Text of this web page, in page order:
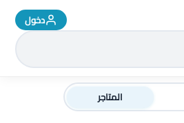
دخول
المتاجر